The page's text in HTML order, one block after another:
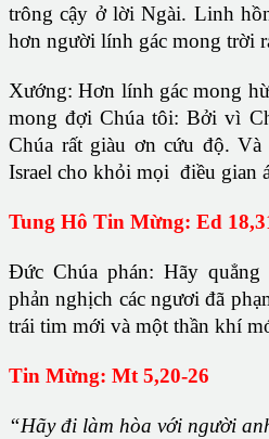
trông cậy ở lời Ngài. Linh
hơn người lính gác mong trời
Xướng: Hơn lính gác mong
mong đợi Chúa tôi: Bởi vì
Chúa rất giàu ơn cứu độ.
Israel cho khỏi mọi điều gian
Tung Hô Tin Mừng: Ed
Đức Chúa phán: Hãy
phản nghịch các ngươi đã
trái tim mới và một thần khí
Tin Mừng: Mt 5,20-26
“Hãy đi làm hòa với người